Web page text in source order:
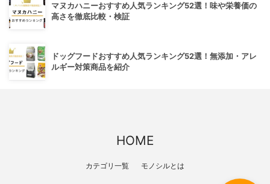
マヌカハニーおすすめ人気ランキング52選！味や栄養価の
高さを徹底比較・検証
ドッグフードおすすめ人気ランキング52選！無添加・アレ
ルギー対策商品を紹介
HOME
カテゴリ一覧 モノシルとは